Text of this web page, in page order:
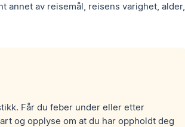
annet av reisemål, reisens varighet, alder,
Får du feber under eller etter
og opplyse om at du har oppholdt deg